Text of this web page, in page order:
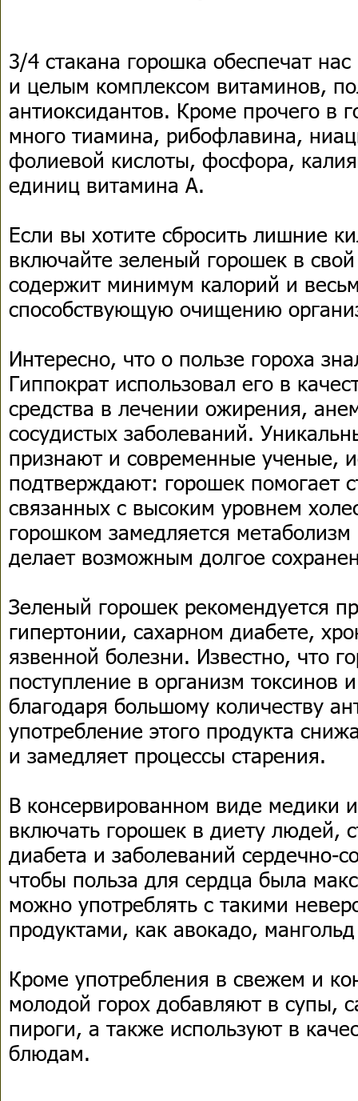
3/4 стакана горошка обеспечат
и целым комплексом витаминов,
антиоксидантов. Кроме прочего в
много тиамина, рибофлавина,
фолиевой кислоты, фосфора,
единиц витамина А.
Если вы хотите сбросить лишние
включайте зеленый горошек в
содержит минимум калорий и
способствующую очищению
Интересно, что о пользе гороха
Гиппократ использовал его в
средства в лечении ожирения,
сосудистых заболеваний.
признают и современные ученые,
подтверждают: горошек помогает
связанных с высоким уровнем
горошком замедляется
делает возможным долгое
Зеленый горошек рекомендуется
гипертонии, сахарном диабете,
язвенной болезни. Известно, что
поступление в организм токсинов
благодаря большому количеству
употребление этого продукта
и замедляет процессы старения.
В консервированном виде медики
включать горошек в диету людей,
диабета и заболеваний сердечно-
чтобы польза для сердца была
можно употреблять с такими
продуктами, как авокадо,
Кроме употребления в свежем и
молодой горох добавляют в супы,
пироги, а также используют в
блюдам.